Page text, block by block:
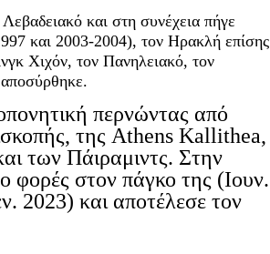
και στη συνέχεια πήγε
και 2003-2004), τον Ηρακλή επίσης
Χιχόν, τον Πανηλειακό, τον
περνώντας από
της Athens Kallithea,
των Πάιραμιντς. Στην
φορές στον πάγκο της (Ιουν.
2023) και αποτέλεσε τον